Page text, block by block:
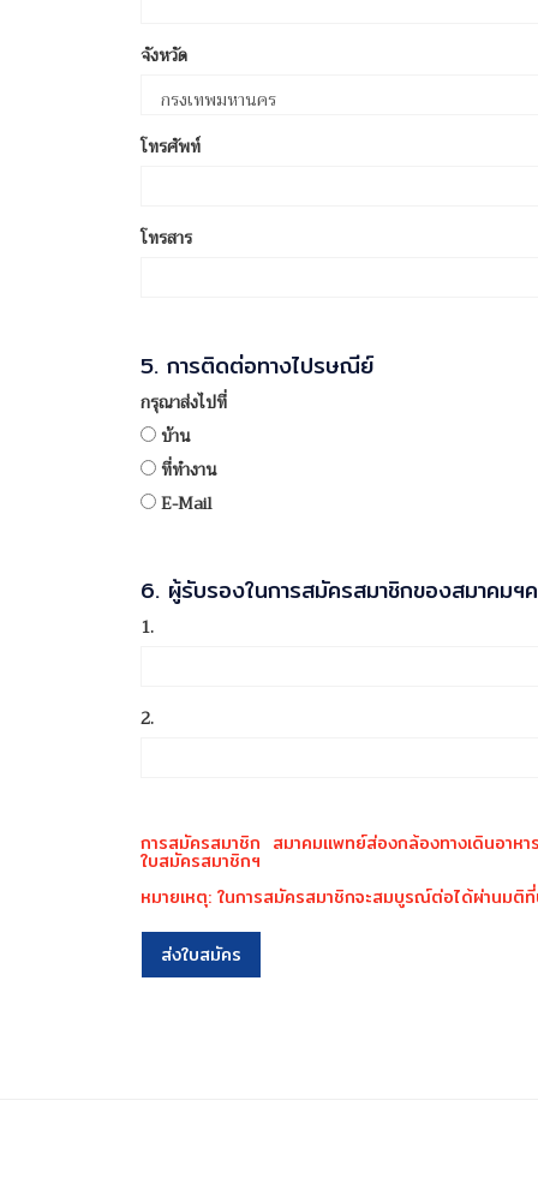
จังหวัด
โทรศัพท์
โทรสาร
5. การติดต่อทางไปรษณีย์
กรุณาส่งไปที่
บ้าน
ที่ทำงาน
E-Mail
6. ผู้รับรองในการสมัครสมาชิกของสมาคมฯ
1.
2.
การสมัครสมาชิก สมาคมแพทย์ส่องกล้องทางเดินอาหา
ใบสมัครสมาชิกฯ
หมายเหตุ: ในการสมัครสมาชิกจะสมบูรณ์ต่อได้ผ่านมติ
ส่งใบสมัคร